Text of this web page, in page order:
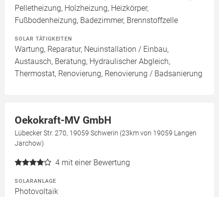
Pelletheizung, Holzheizung, Heizkörper,
Fußbodenheizung, Badezimmer, Brennstoffzelle
SOLAR TÄTIGKEITEN
Wartung, Reparatur, Neuinstallation / Einbau,
Austausch, Beratung, Hydraulischer Abgleich,
Thermostat, Renovierung, Renovierung / Badsanierung
Oekokraft-MV GmbH
Lübecker Str. 270, 19059 Schwerin (23km von 19059 Langen
Jarchow)
4 mit einer Bewertung
SOLARANLAGE
Photovoltaik